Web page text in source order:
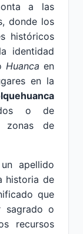
a las
donde los
históricos
identidad
Huanca en
en la
o de
zonas de
apellido
historia de
que
sagrado o
recursos